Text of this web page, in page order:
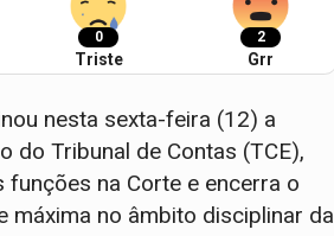
0
Triste
2
Grr
nesta sexta-feira (12) a
Tribunal de Contas (TCE),
funções na Corte e encerra o
máxima no âmbito disciplinar da